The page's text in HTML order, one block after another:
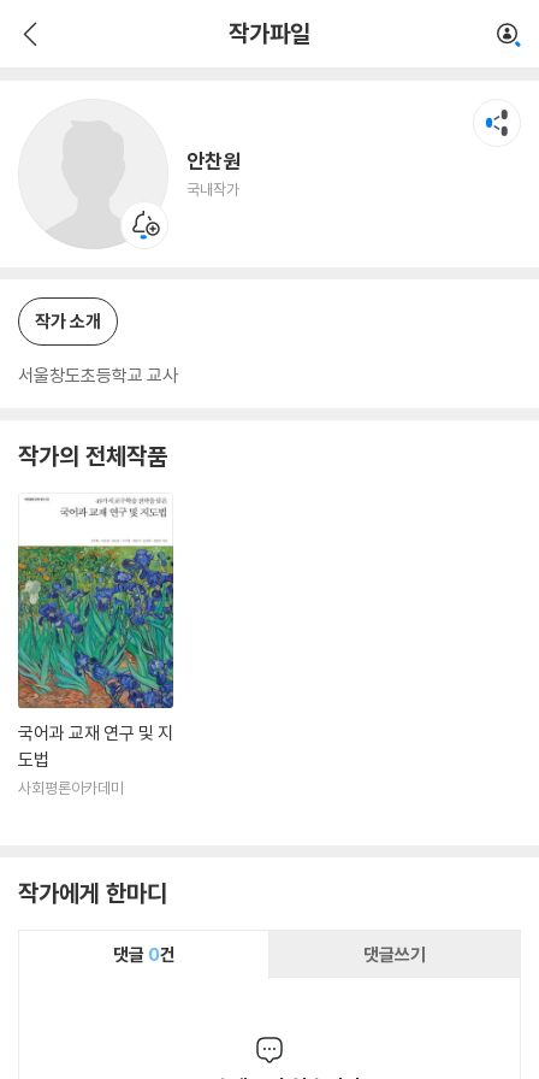
작가파일
안찬원
국내작가
작가 소개
서울창도초등학교 교사
작가의 전체작품
국어과 교재 연구 및 지
도법
사회평론아카데미
작가에게 한마디
댓글 0건 댓글쓰기